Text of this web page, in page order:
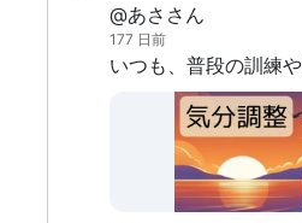
@あささん
177 日前